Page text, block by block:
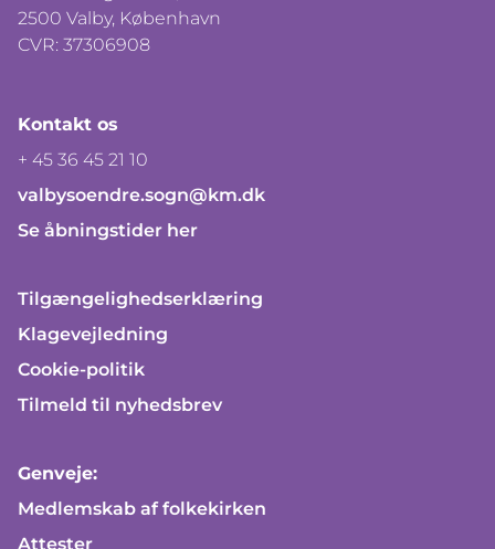
2500 Valby, København
CVR: 37306908
Kontakt os
+ 45 36 45 21 10
valbysoendre.sogn@km.dk
Se åbningstider her
Tilgængelighedserklæring
Klagevejledning
Cookie-politik
Tilmeld til nyhedsbrev
Genveje:
Medlemskab af folkekirken
Attester